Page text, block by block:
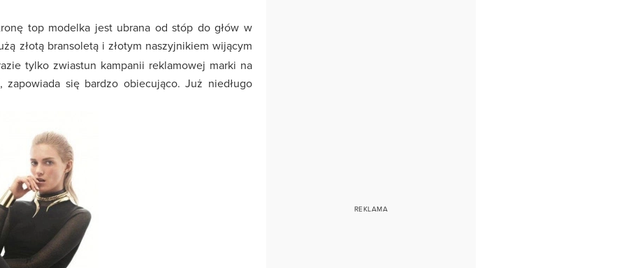
top modelka jest ubrana od stóp do głów w
złotą bransoletą i złotym naszyjnikiem wijącym
tylko zwiastun kampanii reklamowej marki na
zapowiada się bardzo obiecująco. Już niedługo